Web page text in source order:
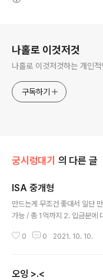
나홀로 이것저것
나홀로 이것저것하는 개인
구독하기
궁시렁대기 의 다른 글
ISA 중개형
만드는게 무조건 좋대서 일단
가능 / 총 1억까지 2. 입금분에
입금 불가 (이미 2000만원 입
0 0 2021. 10. 10.
오잉 >.<